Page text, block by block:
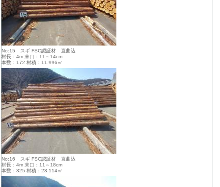
No:15 スギ FSC認証材 直曲込
材長：4m 末口：11～14cm
本数：172 材積：11.996㎥
No:16 スギ FSC認証材 直曲込
材長：4m 末口：11～18cm
本数：325 材積：23.114㎥